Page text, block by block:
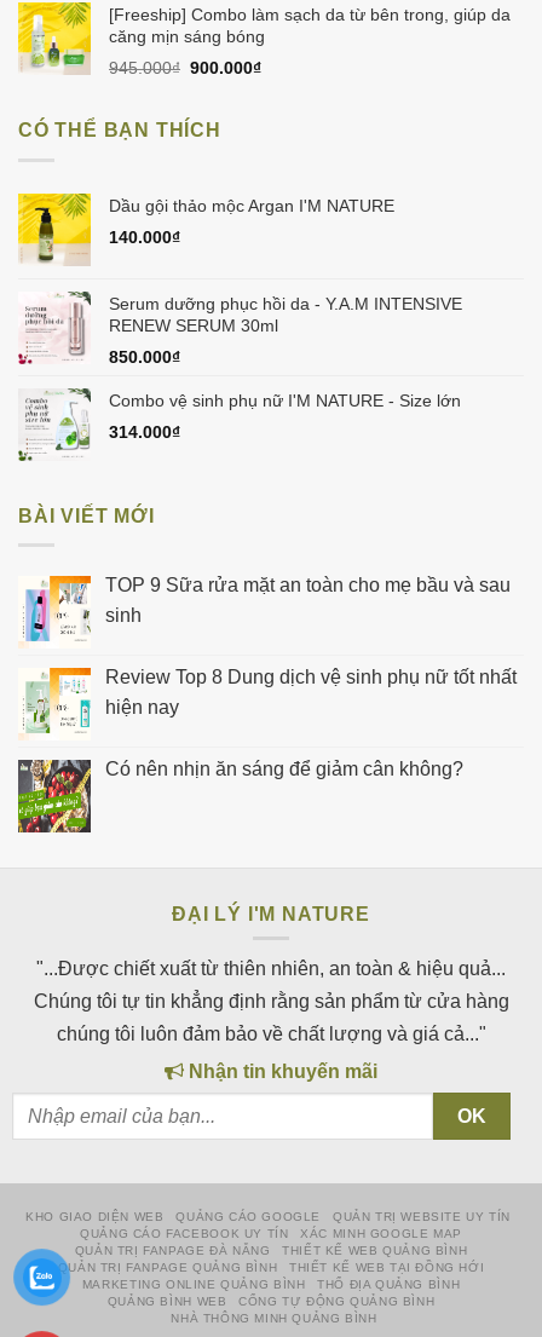
1.050.000₫.
là:
[Freeship] Combo làm sạch da từ bên trong, giúp da
căng mịn sáng bóng
945.000₫ Giá
945.000₫.
900.000₫Giá
CÓ THỂ BẠN THÍCH
Dầu gội thảo mộc Argan I'M NATURE
140.000₫
Serum dưỡng phục hồi da - Y.A.M INTENSIVE
RENEW SERUM 30ml
850.000₫
Combo vệ sinh phụ nữ I'M NATURE - Size lớn
314.000₫
BÀI VIẾT MỚI
TOP 9 Sữa rửa mặt an toàn cho mẹ bầu và sau
sinh
Review Top 8 Dung dịch vệ sinh phụ nữ tốt nhất
hiện nay
Có nên nhịn ăn sáng để giảm cân không?
ĐẠI LÝ I'M NATURE
"...Được chiết xuất từ thiên nhiên, an toàn & hiệu quả...
Chúng tôi tự tin khẳng định rằng sản phẩm từ cửa hàng
chúng tôi luôn đảm bảo về chất lượng và giá cả..."
Nhận tin khuyến mãi
KHO GIAO DIỆN WEB QUẢNG CÁO GOOGLE
QUẢN TRỊ WEBSITE UY TÍN
QUẢNG CÁO FACEBOOK UY TÍN
XÁC MINH GOOGLE MAP
QUẢN TRỊ FANPAGE ĐÀ NẴNG
THIẾT KẾ WEB QUẢNG BÌNH
QUẢN TRỊ FANPAGE QUẢNG BÌNH
THIẾT KẾ WEB TẠI ĐỒNG HỚI
MARKETING ONLINE QUẢNG BÌNH
THỔ ĐỊA QUẢNG BÌNH
QUẢNG BÌNH WEB
CỔNG TỰ ĐỘNG QUẢNG BÌNH
NHÀ THÔNG MINH QUẢNG BÌNH